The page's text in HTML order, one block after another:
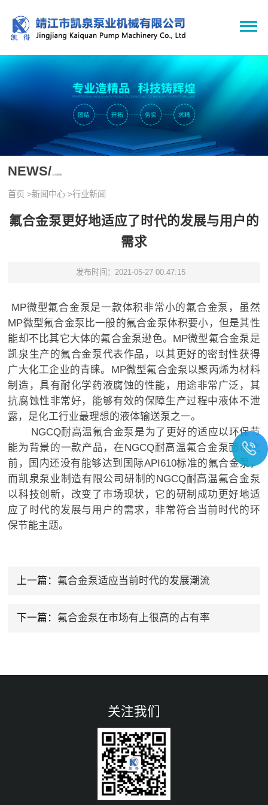
NEWS/ 公司新闻
首页 >新闻中心 >行业新闻
氟合金泵更好地适应了时代的发展与用户的
需求
发布时间：2021-05-27 00:47:15
MP微型氟合金泵是一款体积非常小的氟合金泵，虽然
MP微型氟合金泵比一般的氟合金泵体积要小，但是其性
能却不比其它大体的氟合金泵逊色。MP微型氟合金泵是
凯泉生产的氟合金泵代表作品，以其更好的密封性获得
广大化工企业的青睐。MP微型氟合金泵以聚丙烯为材料
制造，具有耐化学药液腐蚀的性能，用途非常广泛，其
抗腐蚀性非常好，能够有效的保障生产过程中液体不泄
露，是化工行业最理想的液体输送泵之一。
NGCQ耐高温氟合金泵是为了更好的适应以环保节
能为背景的一款产品，在NGCQ耐高温氟合金泵面市之
前，国内还没有能够达到国际API610标准的氟合金泵，
而凯泉泵业制造有限公司研制的NGCQ耐高温氟合金泵
以科技创新，改变了市场现状，它的研制成功更好地适
应了时代的发展与用户的需求，非常符合当前时代的环
保节能主题。
上一篇： 氟合金泵适应当前时代的发展潮流
下一篇： 氟合金泵在市场有上很高的占有率
关注我们